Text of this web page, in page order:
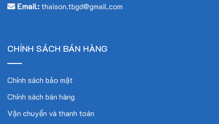
Email:thaison.tbgd@gmail.com
CHÍNH SÁCH BÁN HÀNG
Chính sách bảo mật
Chính sách bán hàng
Vận chuyển và thanh toán